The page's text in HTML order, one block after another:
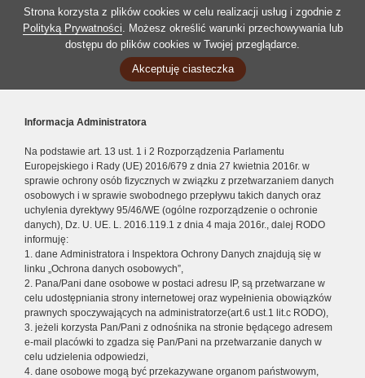
Strona korzysta z plików cookies w celu realizacji usług i zgodnie z
Polityką Prywatności. Możesz określić warunki przechowywania lub
dostępu do plików cookies w Twojej przeglądarce.
Akceptuję ciasteczka
Informacja Administratora
Na podstawie art. 13 ust. 1 i 2 Rozporządzenia Parlamentu
Europejskiego i Rady (UE) 2016/679 z dnia 27 kwietnia 2016r. w
sprawie ochrony osób fizycznych w związku z przetwarzaniem danych
osobowych i w sprawie swobodnego przepływu takich danych oraz
uchylenia dyrektywy 95/46/WE (ogólne rozporządzenie o ochronie
danych), Dz. U. UE. L. 2016.119.1 z dnia 4 maja 2016r., dalej RODO
informuję:
1. dane Administratora i Inspektora Ochrony Danych znajdują się w
linku „Ochrona danych osobowych”,
2. Pana/Pani dane osobowe w postaci adresu IP, są przetwarzane w
celu udostępniania strony internetowej oraz wypełnienia obowiązków
prawnych spoczywających na administratorze(art.6 ust.1 lit.c RODO),
3. jeżeli korzysta Pan/Pani z odnośnika na stronie będącego adresem
e-mail placówki to zgadza się Pan/Pani na przetwarzanie danych w
celu udzielenia odpowiedzi,
4. dane osobowe mogą być przekazywane organom państwowym,